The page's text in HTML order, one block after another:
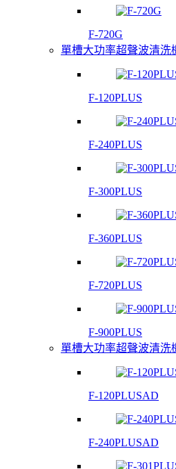
F-720G
單槽大功率超聲波清洗
F-120PLUS
F-240PLUS
F-300PLUS
F-360PLUS
F-720PLUS
F-900PLUS
單槽大功率超聲波清洗
F-120PLUSAD
F-240PLUSAD